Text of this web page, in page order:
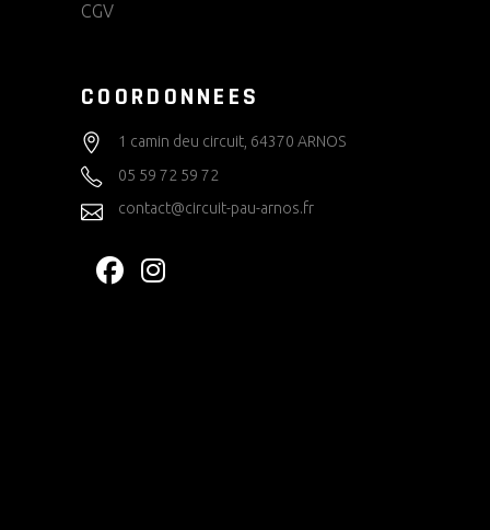
CGV
COORDONNEES
1 camin deu circuit, 64370 ARNOS
05 59 72 59 72
contact@circuit-pau-arnos.fr